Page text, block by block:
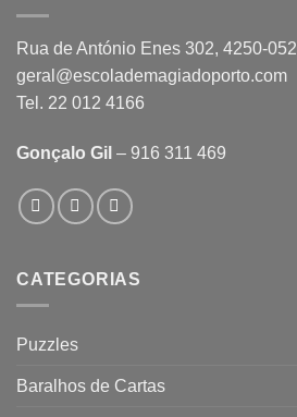
Rua de António Enes 302, 4250-052
geral@escolademagiadoporto.com
Tel. 22 012 4166
Gonçalo Gil – 916 311 469
CATEGORIAS
Puzzles
Baralhos de Cartas